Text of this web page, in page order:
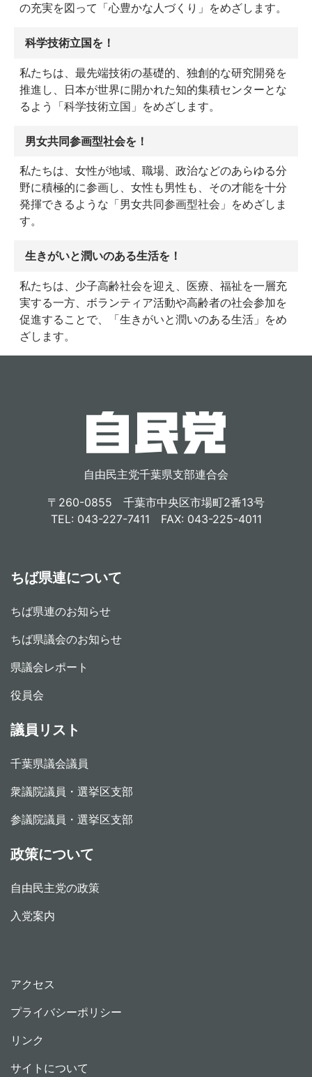
の充実を図って「心豊かな人づくり」をめざします。
科学技術立国を！
私たちは、最先端技術の基礎的、独創的な研究開発を
推進し、日本が世界に開かれた知的集積センターとな
るよう「科学技術立国」をめざします。
男女共同参画型社会を！
私たちは、女性が地域、職場、政治などのあらゆる分
野に積極的に参画し、女性も男性も、その才能を十分
発揮できるような「男女共同参画型社会」をめざしま
す。
生きがいと潤いのある生活を！
私たちは、少子高齢社会を迎え、医療、福祉を一層充
実する一方、ボランティア活動や高齢者の社会参加を
促進することで、「生きがいと潤いのある生活」をめ
ざします。
自由民主党千葉県支部連合会
〒260-0855 千葉市中央区市場町2番13号
TEL: 043-227-7411 FAX: 043-225-4011
ちば県連について
ちば県連のお知らせ
ちば県議会のお知らせ
県議会レポート
役員会
議員リスト
千葉県議会議員
衆議院議員・選挙区支部
参議院議員・選挙区支部
政策について
自由民主党の政策
入党案内
アクセス
プライバシーポリシー
リンク
サイトについて